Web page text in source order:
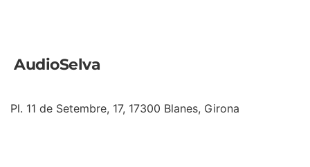
AudioSelva
Pl. 11 de Setembre, 17, 17300 Blanes, Girona